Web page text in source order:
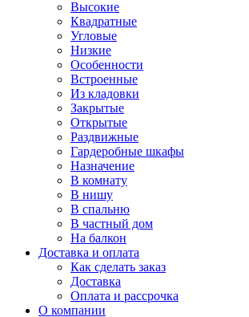
Высокие
Квадратные
Угловые
Низкие
Особенности
Встроенные
Из кладовки
Закрытые
Открытые
Раздвижные
Гардеробные шкафы
Назначение
В комнату
В нишу
В спальню
В частный дом
На балкон
Доставка и оплата
Как сделать заказ
Доставка
Оплата и рассрочка
О компании